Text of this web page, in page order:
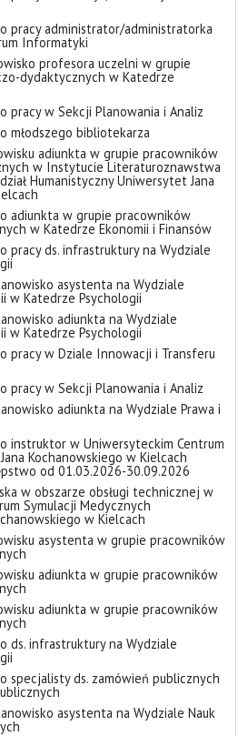
pracy administrator/administratorka
Informatyki
profesora uczelni w grupie
dydaktycznych w Katedrze
pracy w Sekcji Planowania i Analiz
młodszego bibliotekarza
adiunkta w grupie pracowników
w Instytucie Literaturoznawstwa
Humanistyczny Uniwersytet Jana
adiunkta w grupie pracowników
w Katedrze Ekonomii i Finansów
pracy ds. infrastruktury na Wydziale
asystenta na Wydziale
w Katedrze Psychologii
adiunkta na Wydziale
w Katedrze Psychologii
pracy w Dziale Innowacji i Transferu
pracy w Sekcji Planowania i Analiz
adiunkta na Wydziale Prawa i
instruktor w Uniwersyteckim Centrum
Kochanowskiego w Kielcach
od 01.03.2026-30.09.2026
w obszarze obsługi technicznej w
Symulacji Medycznych
w Kielcach
asystenta w grupie pracowników
adiunkta w grupie pracowników
adiunkta w grupie pracowników
ds. infrastruktury na Wydziale
specjalisty ds. zamówień publicznych
asystenta na Wydziale Nauk